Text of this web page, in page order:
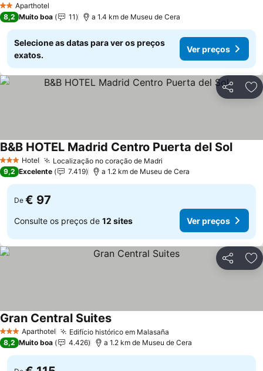
2 EstrelasAparthotel
8,2 Muito boa 11 a 1.4 km de Museu de Cera
Selecione as datas para ver os preços
exatos.
Ver preços
Partilhar
3 EstrelasHotel Localização no coração de Madri
B&B HOTEL Madrid Centro Puerta del Sol
9,2 Excelente 7.419 a 1.2 km de Museu de Cera
De € 97
Consulte os preços de 12 sites Ver preços
Partilhar
3 EstrelasAparthotel Edifício histórico em Malasaña
Gran Central Suites
8,2 Muito boa 4.426 a 1.2 km de Museu de Cera